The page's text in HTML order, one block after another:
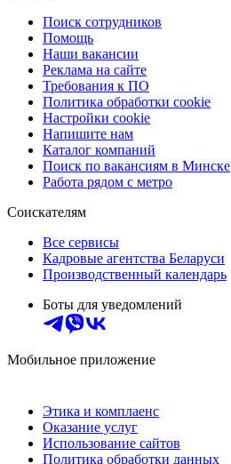
Поиск сотрудников
Помощь
Наши вакансии
Реклама на сайте
Требования к ПО
Политика обработки cookie
Настройки cookie
Напишите нам
Каталог компаний
Поиск по вакансиям в Минске
Работа рядом с метро
Соискателям
Все сервисы
Кадровые агентства Беларуси
Производственный календарь
Боты для уведомлений
Мобильное приложение
Этика и комплаенс
Оказание услуг
Использование сайтов
Политика обработки данных